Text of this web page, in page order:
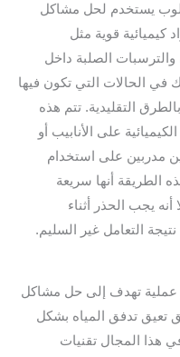
يستخدم لحل مشاكل
كيميائية قوية مثل
والترسبات الصلبة داخل
في الحالات التي تكون فيها
التقليدية. تتم هذه
على الأنابيب أو
مدربين على استخدام
الطريقة أنها سريعة
أنه يجب الحذر أثناء
التعامل غير السليم.
عملية تهدف إلى حل مشاكل
تعيق تدفق المياه بشكل
هذا المجال تقنيات